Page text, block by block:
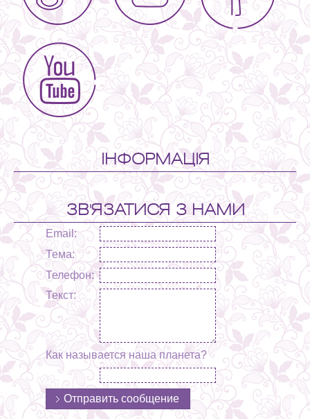
ІНФОРМАЦІЯ
ЗВ'ЯЗАТИСЯ З НАМИ
Email:
Тема:
Телефон:
Текст:
Как называется наша планета?